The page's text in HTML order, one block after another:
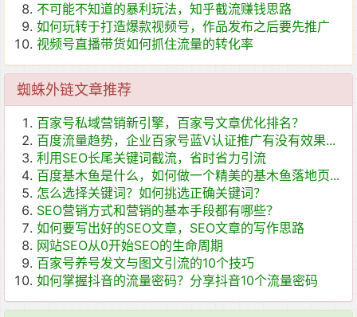
不可能不知道的暴利玩法，知乎截流赚钱思路
如何玩转于打造爆款视频号，作品发布之后要先推广
视频号直播带货如何抓住流量的转化率
蜘蛛外链文章推荐
百家号私域营销新引擎，百家号文章优化排名？
百度流量趋势，企业百家号蓝V认证推广有没有效果...
利用SEO长尾关键词截流，省时省力引流
百度基木鱼是什么，如何做一个精美的基木鱼落地页...
怎么选择关键词？如何挑选正确关键词？
SEO营销方式和营销的基本手段都有哪些？
如何要写出好的SEO文章，SEO文章的写作思路
网站SEO从0开始SEO的生命周期
百家号养号发文与图文引流的10个技巧
如何掌握抖音的流量密码？分享抖音10个流量密码